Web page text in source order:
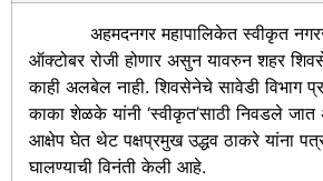
अहमदनगर महापालिकेत स्वीकृत
ऑक्टोबर रोजी होणार असुन यावरुन शहर
काही अलबेल नाही. शिवसेनेचे सावेडी विभाग
काका शेळके यांनी ‘स्वीकृत’साठी निवडले जात
आक्षेप घेत थेट पक्षप्रमुख उद्धव ठाकरे यांना
घालण्याची विनंती केली आहे.